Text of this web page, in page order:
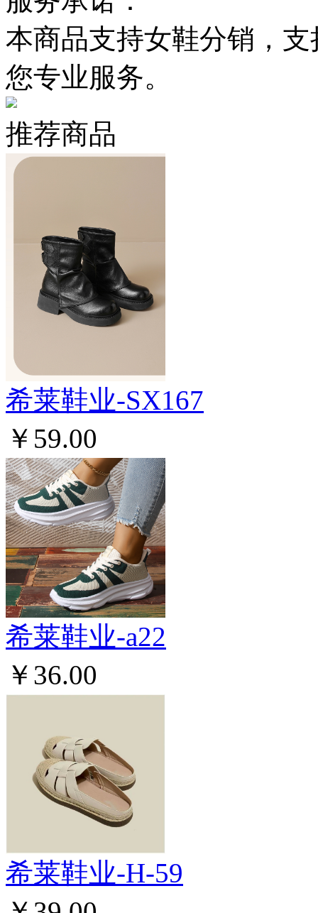
本商品支持女鞋分销，
您专业服务。
推荐商品
希莱鞋业-SX167
￥59.00
希莱鞋业-a22
￥36.00
希莱鞋业-H-59